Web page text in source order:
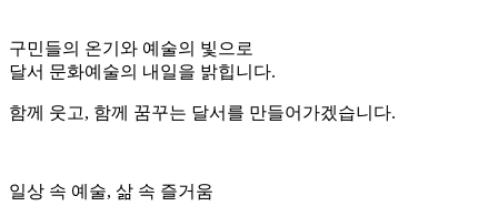
구민들의 온기와 예술의 빛으로
달서 문화예술의 내일을 밝힙니다.
함께 웃고, 함께 꿈꾸는 달서를 만들어가겠습니다.
일상 속 예술, 삶 속 즐거움